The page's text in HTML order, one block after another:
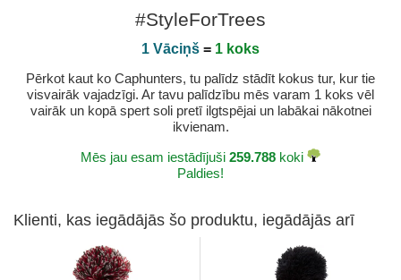
#StyleForTrees
1 Vāciņš = 1 koks
Pērkot kaut ko Caphunters, tu palīdz stādīt kokus tur, kur tie
visvairāk vajadzīgi. Ar tavu palīdzību mēs varam 1 koks vēl
vairāk un kopā spert soli pretī ilgtspējai un labākai nākotnei
ikvienam.
Mēs jau esam iestādījuši 259.788 koki
Paldies!
Klienti, kas iegādājās šo produktu, iegādājās arī